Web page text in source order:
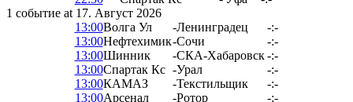
1 событие at 17. Август 2026
13:00Волга Ул -Ленинградец
-:-
13:00Нефтехимик-Сочи
-:-
13:00Шинник -СКА-Хабаровск -:-
13:00Спартак Кс -Урал
-:-
13:00КАМАЗ -Текстильщик
-:-
13:00Арсенал -Ротор
-:-